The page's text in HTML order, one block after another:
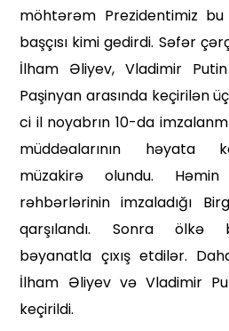
möhtərəm Prezidentimiz
başçısı kimi gedirdi. Səfər
İlham Əliyev, Vladimir
Paşinyan arasında keçirilən
ci il noyabrın 10-da
müddəalarının həyata
müzakirə olundu.
rəhbərlərinin imzaladığı
qarşılan­dı. Sonra ölkə
bəyanatla çıxış etdilər.
İlham Əliyev və Vladimir
keçirildi.